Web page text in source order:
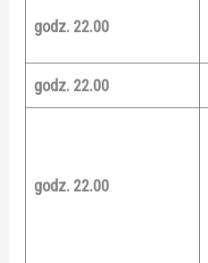
godz. 22.00
godz. 22.00
godz. 22.00